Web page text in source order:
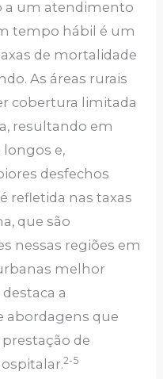
a um atendimento
tempo hábil é um
de mortalidade
As áreas rurais
cobertura limitada
resultando em
e,
desfechos
refletida nas taxas
que são
nessas regiões em
melhor
a
abordagens que
de
2-5